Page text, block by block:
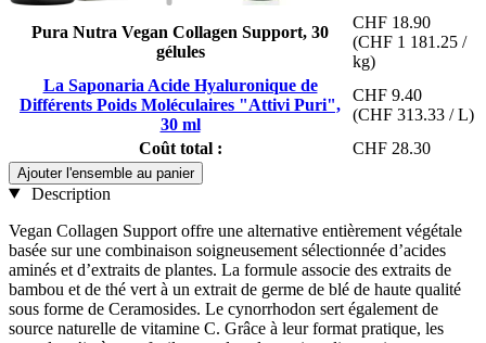
Pura Nutra Vegan Collagen Support, 30
gélules
CHF 18.90
(CHF 1 181.25 /
kg)
La Saponaria Acide Hyaluronique de
Différents Poids Moléculaires "Attivi Puri",
30 ml
CHF 9.40
(CHF 313.33 / L)
Coût total :
CHF 28.30
Ajouter l'ensemble au panier
Description
Vegan Collagen Support offre une alternative entièrement végétale
basée sur une combinaison soigneusement sélectionnée d’acides
aminés et d’extraits de plantes. La formule associe des extraits de
bambou et de thé vert à un extrait de germe de blé de haute qualité
sous forme de Ceramosides. Le cynorrhodon sert également de
source naturelle de vitamine C. Grâce à leur format pratique, les